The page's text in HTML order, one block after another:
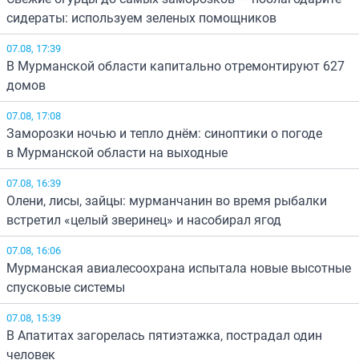
сидераты: используем зеленых помощников
07.08, 17:39
В Мурманской области капитально отремонтируют 627
домов
07.08, 17:08
Заморозки ночью и тепло днём: синоптики о погоде
в Мурманской области на выходные
07.08, 16:39
Олени, лисы, зайцы: мурманчанин во время рыбалки
встретил «целый зверинец» и насобирал ягод
07.08, 16:06
Мурманская авиалесоохрана испытала новые высотные
спусковые системы
07.08, 15:39
В Апатитах загорелась пятиэтажка, пострадал один
человек